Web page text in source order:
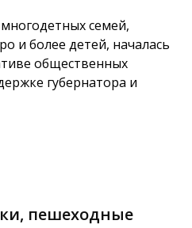
семей,
и более детей, началась
общественных
губернатора и
пешеходные